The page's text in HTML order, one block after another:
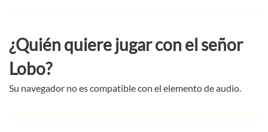
¿Quién quiere jugar con el señor
Lobo?
Su navegador no es compatible con el elemento de audio.